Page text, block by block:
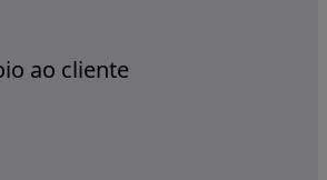
ao cliente